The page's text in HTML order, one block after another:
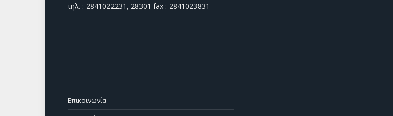
τηλ. : 2841022231, 28301 fax : 2841023831
Επικοινωνία